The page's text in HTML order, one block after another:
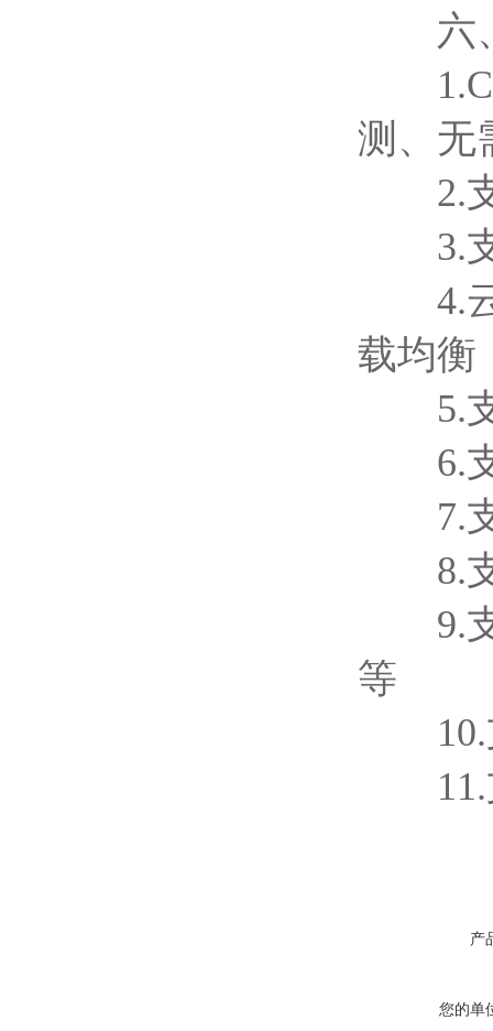
六、
1.CS
测、无
2.支
3.支
4.云
载均衡
5.支
6.支
7.支
8.支
9.支
等
10.
11.支
产
您的单